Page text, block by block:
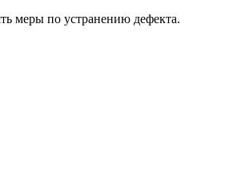
меры по устранению дефекта.